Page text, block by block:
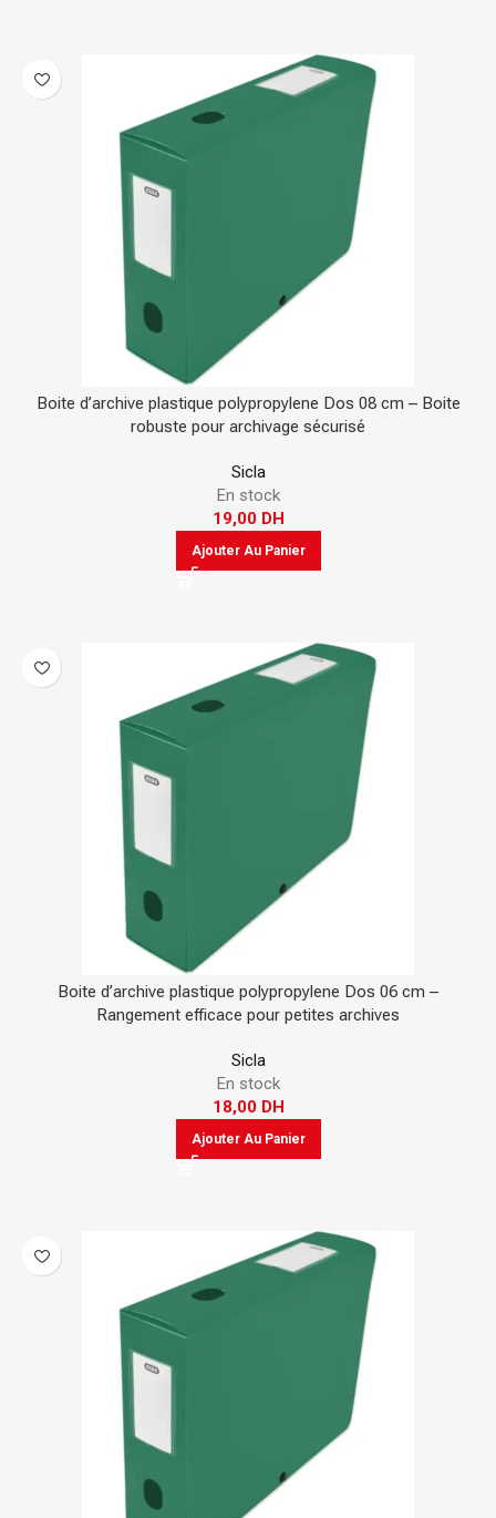
Boite d’archive plastique polypropylene Dos 08 cm – Boite
robuste pour archivage sécurisé
Sicla
En stock
19,00 DH
Ajouter Au Panier
Boite d’archive plastique polypropylene Dos 06 cm –
Rangement efficace pour petites archives
Sicla
En stock
18,00 DH
Ajouter Au Panier